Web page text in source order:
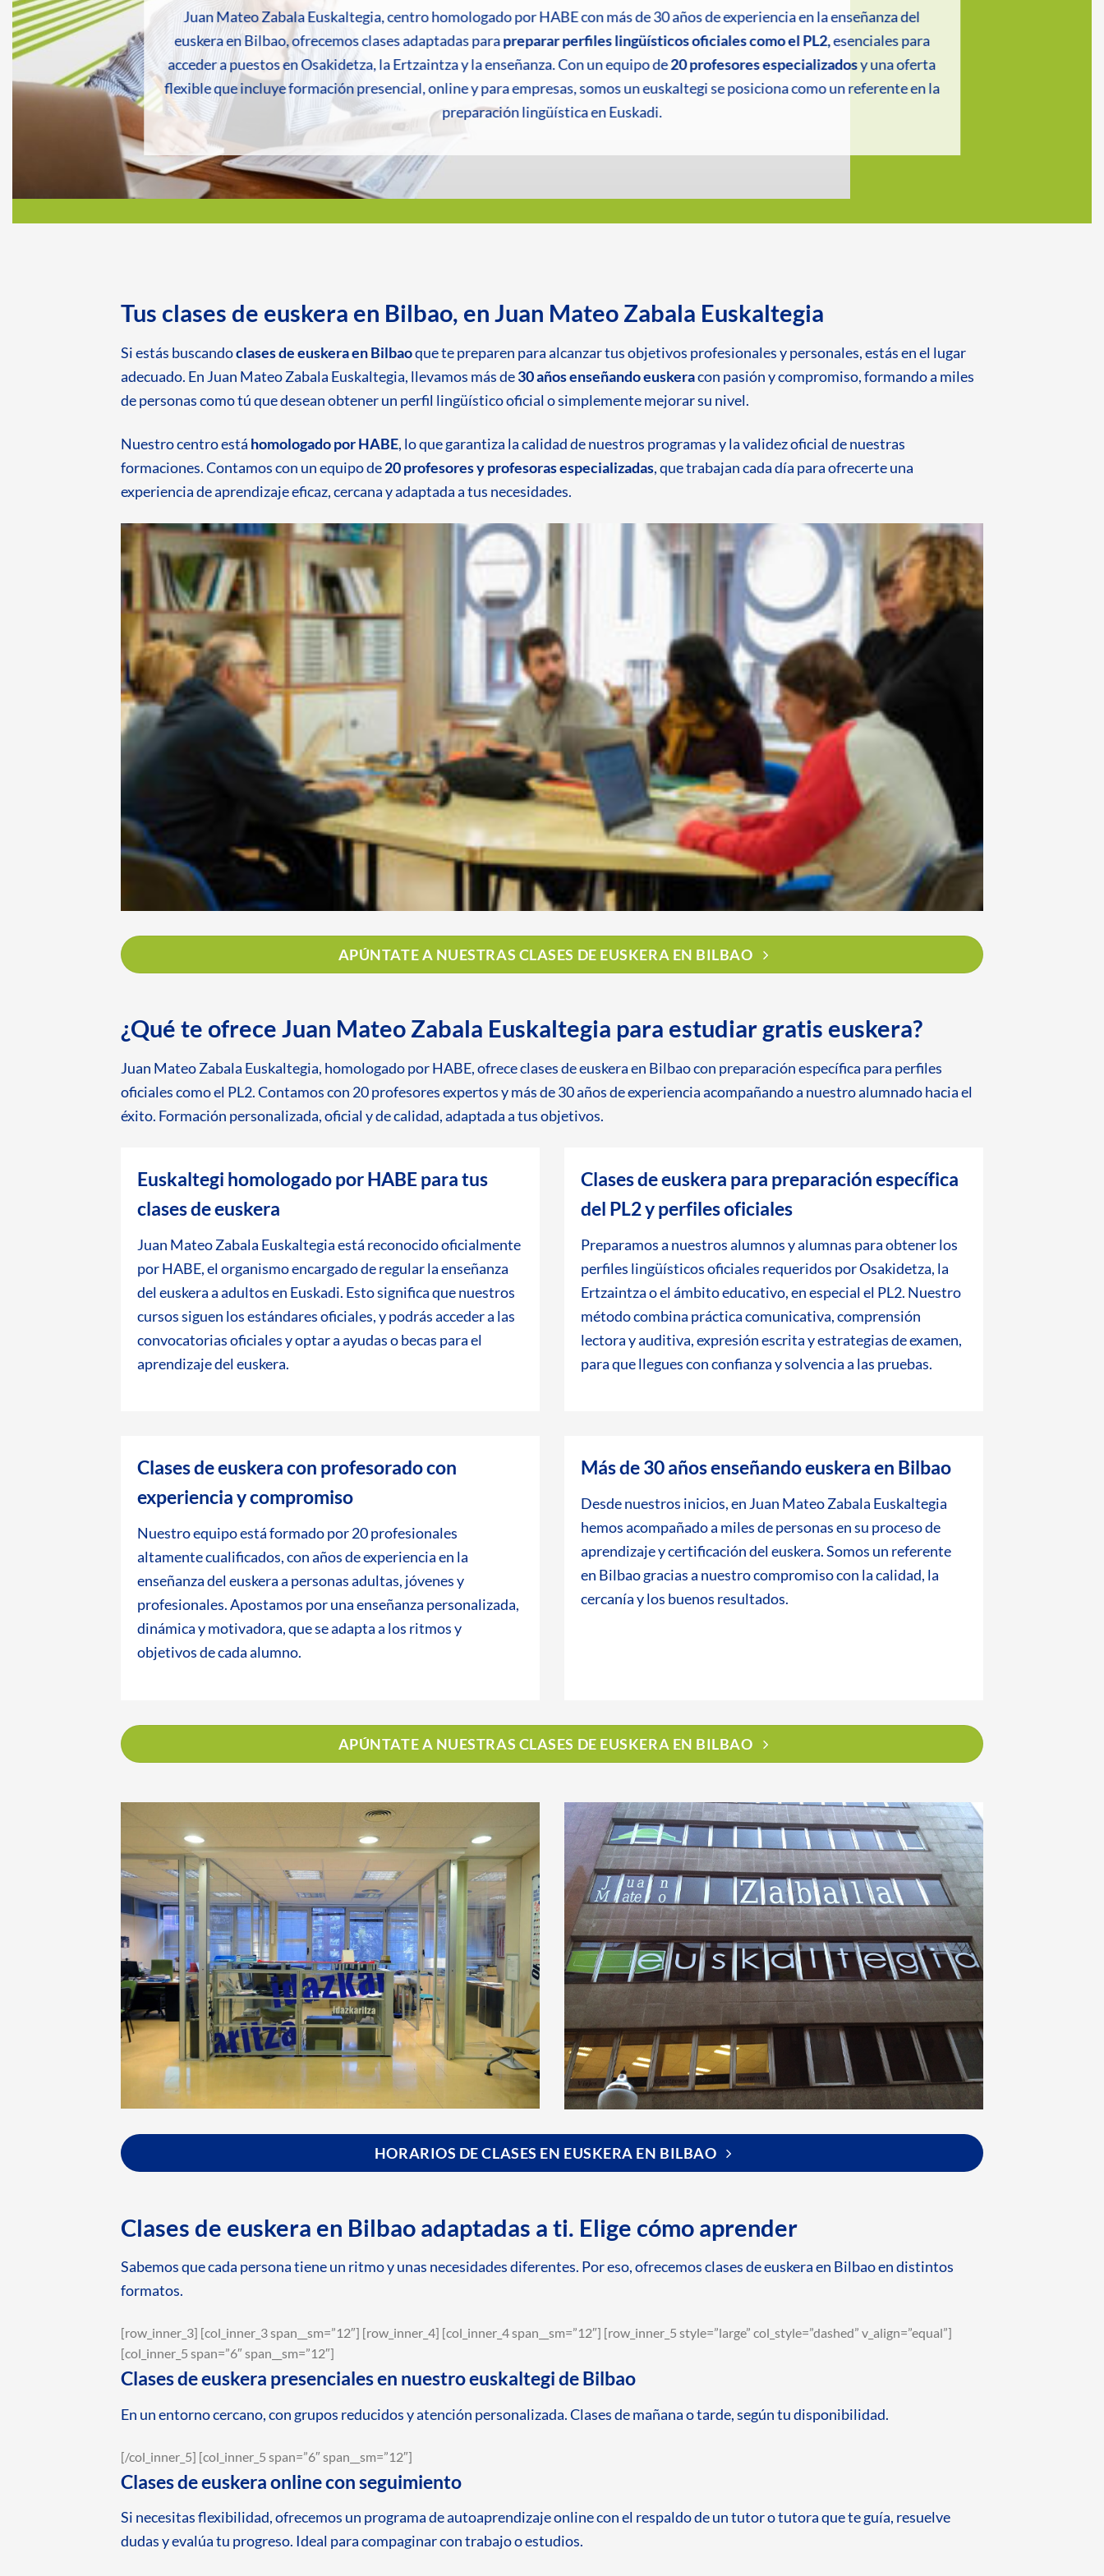
Juan Mateo Zabala Euskaltegia, centro homologado por HABE con más de 30 años de experiencia en la enseñanza del
euskera en Bilbao, ofrecemos clases adaptadas parapreparar perfiles lingüísticos oficiales como el PL2,esenciales para
acceder a puestos en Osakidetza, la Ertzaintza y la enseñanza. Con un equipo de20 profesores especializadosy una oferta
flexible que incluye formación presencial, online y para empresas, somos un euskaltegi se posiciona como un referente en la
preparación lingüística en Euskadi.
Tus clases de euskera en Bilbao, en Juan Mateo Zabala Euskaltegia
Si estás buscandoclases de euskera en Bilbaoque te preparen para alcanzar tus objetivos profesionales y personales, estás en el lugar
adecuado. En Juan Mateo Zabala Euskaltegia, llevamos más de30 años enseñando euskeracon pasión y compromiso, formando a miles
de personas como tú que desean obtener un perfil lingüístico oficial o simplemente mejorar su nivel.
Nuestro centro está homologado por HABE, lo que garantiza la calidad de nuestros programas y la validez oficial de nuestras
formaciones. Contamos con un equipo de20 profesores y profesoras especializadas, que trabajan cada día para ofrecerte una
experiencia de aprendizaje eficaz, cercana y adaptada a tus necesidades.
APÚNTATE A NUESTRAS CLASES DE EUSKERA EN BILBAO
¿Qué te ofrece Juan Mateo Zabala Euskaltegia para estudiar gratis euskera?
Juan Mateo Zabala Euskaltegia, homologado por HABE, ofrece clases de euskera en Bilbao con preparación específica para perfiles
oficiales como el PL2. Contamos con 20 profesores expertos y más de 30 años de experiencia acompañando a nuestro alumnado hacia el
éxito. Formación personalizada, oficial y de calidad, adaptada a tus objetivos.
Euskaltegi homologado por HABE para tus
clases de euskera
Juan Mateo Zabala Euskaltegia está reconocido oficialmente
por HABE, el organismo encargado de regular la enseñanza
del euskera a adultos en Euskadi. Esto significa que nuestros
cursos siguen los estándares oficiales, y podrás acceder a las
convocatorias oficiales y optar a ayudas o becas para el
aprendizaje del euskera.
Clases de euskera para preparación específica
del PL2 y perfiles oficiales
Preparamos a nuestros alumnos y alumnas para obtener los
perfiles lingüísticos oficiales requeridos por Osakidetza, la
Ertzaintza o el ámbito educativo, en especial el PL2. Nuestro
método combina práctica comunicativa, comprensión
lectora y auditiva, expresión escrita y estrategias de examen,
para que llegues con confianza y solvencia a las pruebas.
Clases de euskera con profesorado con
experiencia y compromiso
Nuestro equipo está formado por 20 profesionales
altamente cualificados, con años de experiencia en la
enseñanza del euskera a personas adultas, jóvenes y
profesionales. Apostamos por una enseñanza personalizada,
dinámica y motivadora, que se adapta a los ritmos y
objetivos de cada alumno.
Más de 30 años enseñando euskera en Bilbao
Desde nuestros inicios, en Juan Mateo Zabala Euskaltegia
hemos acompañado a miles de personas en su proceso de
aprendizaje y certificación del euskera. Somos un referente
en Bilbao gracias a nuestro compromiso con la calidad, la
cercanía y los buenos resultados.
APÚNTATE A NUESTRAS CLASES DE EUSKERA EN BILBAO
HORARIOS DE CLASES EN EUSKERA EN BILBAO
Clases de euskera en Bilbao adaptadas a ti. Elige cómo aprender
Sabemos que cada persona tiene un ritmo y unas necesidades diferentes. Por eso, ofrecemos clases de euskera en Bilbao en distintos
formatos.
[row_inner_3] [col_inner_3 span__sm=”12″] [row_inner_4] [col_inner_4 span__sm=”12″] [row_inner_5 style=”large” col_style=”dashed” v_align=”equal”]
[col_inner_5 span=”6″ span__sm=”12″]
Clases de euskera presenciales en nuestro euskaltegi de Bilbao
En un entorno cercano, con grupos reducidos y atención personalizada. Clases de mañana o tarde, según tu disponibilidad.
[/col_inner_5] [col_inner_5 span=”6″ span__sm=”12″]
Clases de euskera online con seguimiento
Si necesitas flexibilidad, ofrecemos un programa de autoaprendizaje online con el respaldo de un tutor o tutora que te guía, resuelve
dudas y evalúa tu progreso. Ideal para compaginar con trabajo o estudios.